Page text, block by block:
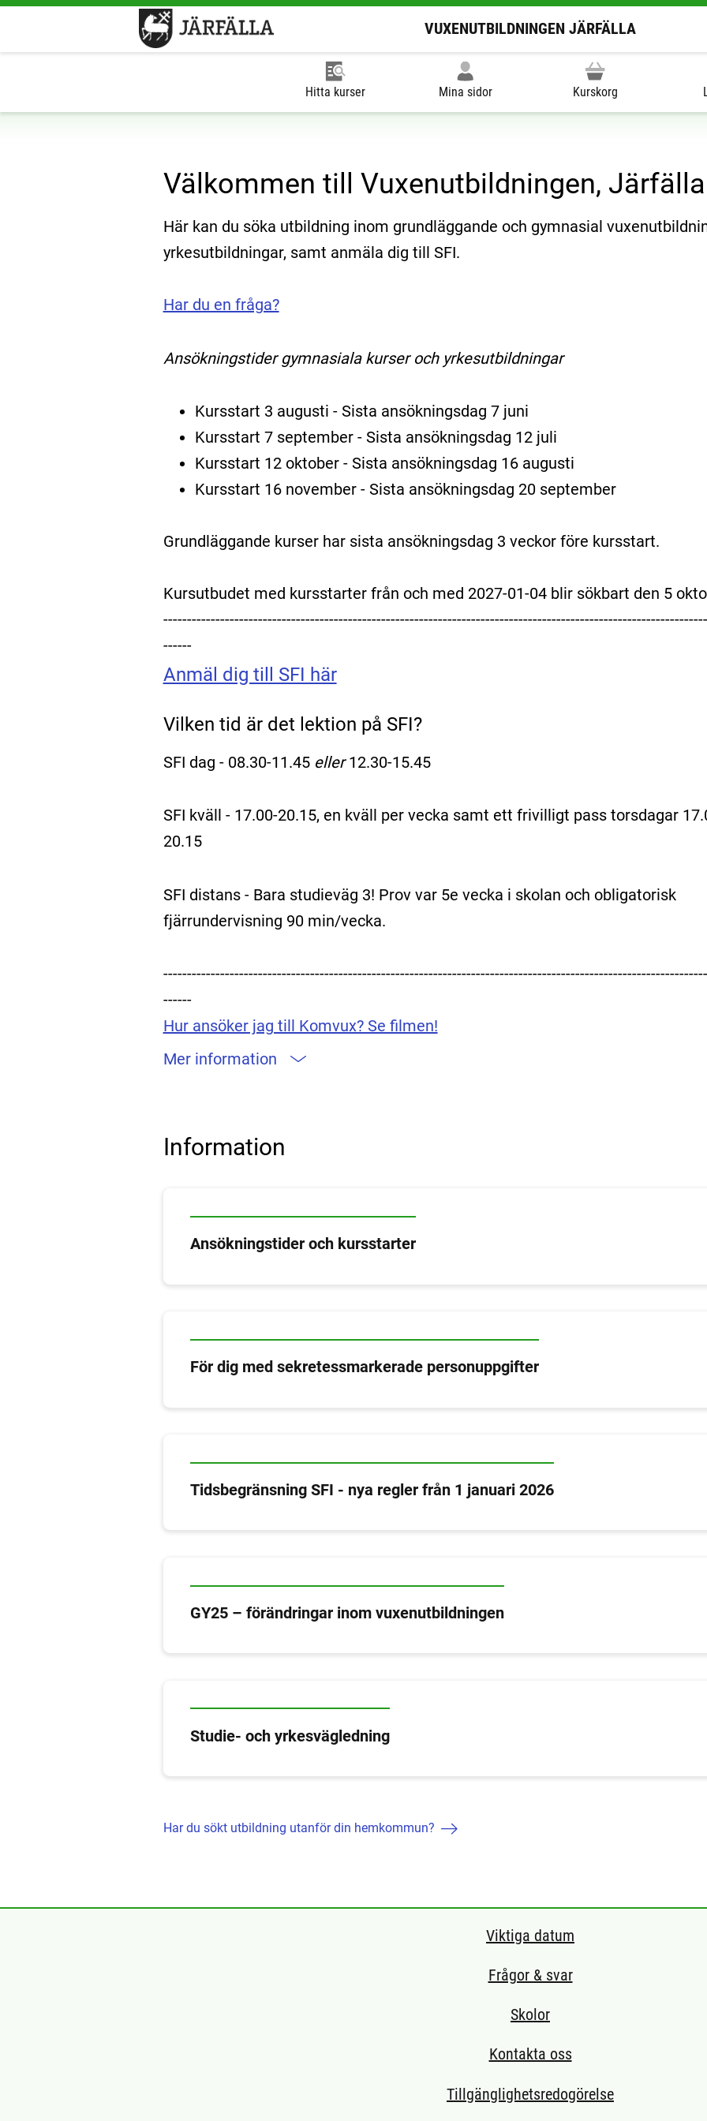
VUXENUTBILDNINGEN JÄRFÄLLA
Hitta kurser Mina sidor Kurskorg
Välkommen till Vuxenutbildningen,
Här kan du söka utbildning inom grundläggande och gymnasial
yrkesutbildningar, samt anmäla dig till SFI.
Har du en fråga?
Ansökningstider gymnasiala kurser och yrkesutbildningar
Kursstart 3 augusti - Sista ansökningsdag 7 juni
Kursstart 7 september - Sista ansökningsdag 12 juli
Kursstart 12 oktober - Sista ansökningsdag 16 augusti
Kursstart 16 november - Sista ansökningsdag 20 september
Grundläggande kurser har sista ansökningsdag 3 veckor före kursstart.
Kursutbudet med kursstarter från och med 2027-01-04 blir sökbart den 5
------
Anmäl dig till SFI här
Vilken tid är det lektion på SFI?
SFI dag - 08.30-11.45 eller12.30-15.45
SFI kväll - 17.00-20.15, en kväll per vecka samt ett frivilligt pass torsdagar
20.15
SFI distans - Bara studieväg 3! Prov var 5e vecka i skolan och obligatorisk
fjärrundervisning 90 min/vecka.
------
Hur ansöker jag till Komvux? Se filmen!
Mer information
Information
Ansökningstider och kursstarter
För dig med sekretessmarkerade personuppgifter
Tidsbegränsning SFI - nya regler från 1 januari 2026
GY25 – förändringar inom vuxenutbildningen
Studie- och yrkesvägledning
Har du sökt utbildning utanför din hemkommun?
Viktiga datum
Frågor & svar
Skolor
Kontakta oss
Tillgänglighetsredogörelse